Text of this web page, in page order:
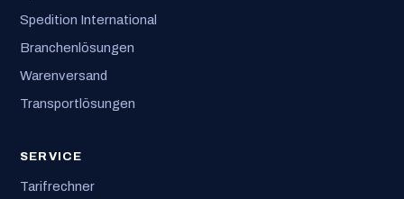
Spedition International
Branchenlösungen
Warenversand
Transportlösungen
SERVICE
Tarifrechner